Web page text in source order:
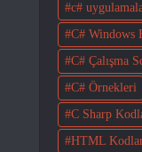
c#
C# Windows
C# Çalışma
C# Örnekleri
C Sharp
HTML